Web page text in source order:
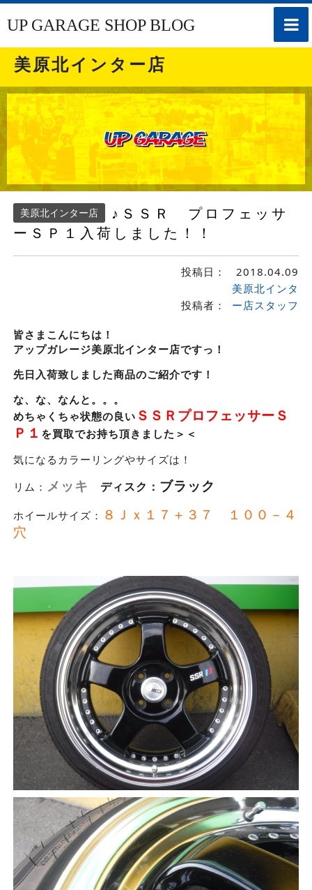
toggle
UP GARAGE SHOP BLOG
美原北インター店
美原北インター店
♪ＳＳＲ プロフェッサ
ーＳＰ１入荷しました！！
投稿日： 2018.04.09
投稿者：
美原北インタ
ー店スタッフ
皆さまこんにちは！
アップガレージ美原北インター店ですっ！
先日入荷致しました商品のご紹介です！
な、な、なんと。。。
めちゃくちゃ状態の良い ＳＳＲ プロフェッサーＳ
Ｐ１ を買取でお持ち頂きました＞＜
気になるカラーリングやサイズは！
リム： メッキ ディスク： ブラック
ホイールサイズ： ８Ｊｘ１７＋３７ １００－４
穴